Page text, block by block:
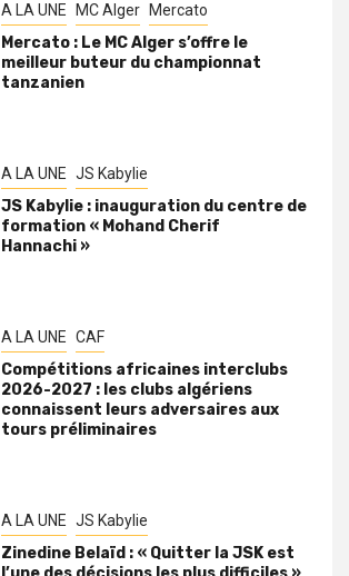
A LA UNE MC Alger Mercato
Mercato : Le MC Alger s’offre le
meilleur buteur du championnat
tanzanien
A LA UNE JS Kabylie
JS Kabylie : inauguration du centre de
formation « Mohand Cherif
Hannachi »
A LA UNE CAF
Compétitions africaines interclubs
2026-2027 : les clubs algériens
connaissent leurs adversaires aux
tours préliminaires
A LA UNE JS Kabylie
Zinedine Belaïd : « Quitter la JSK est